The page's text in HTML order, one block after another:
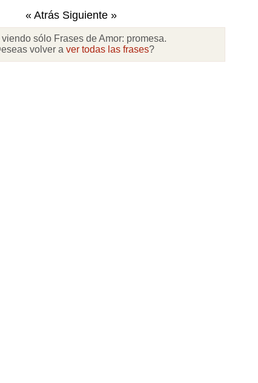
« Atrás Siguiente »
viendo sólo Frases de Amor: promesa.
volver a ver todas las frases?